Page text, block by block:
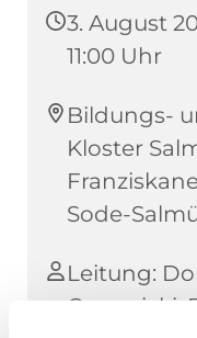
3. August
11:00 Uhr
Bildungs-
Kloster
Sode-
Leitung:
Ossowicki,